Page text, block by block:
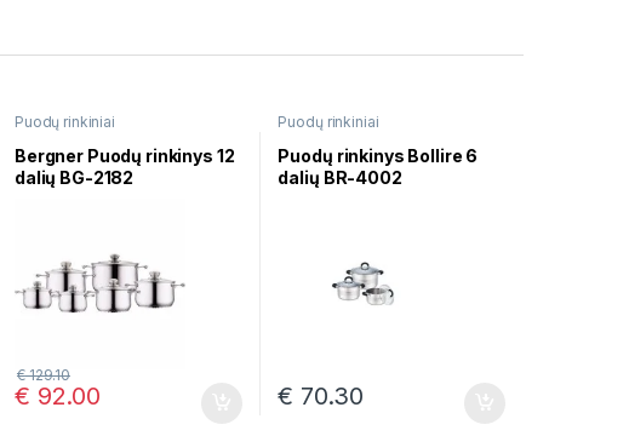
Puodų rinkiniai
Bergner Puodų rinkinys 12
dalių BG-2182
€ 92.00
€129.10
Puodų rinkiniai
Puodų rinkinys Bollire 6
dalių BR-4002
€ 70.30